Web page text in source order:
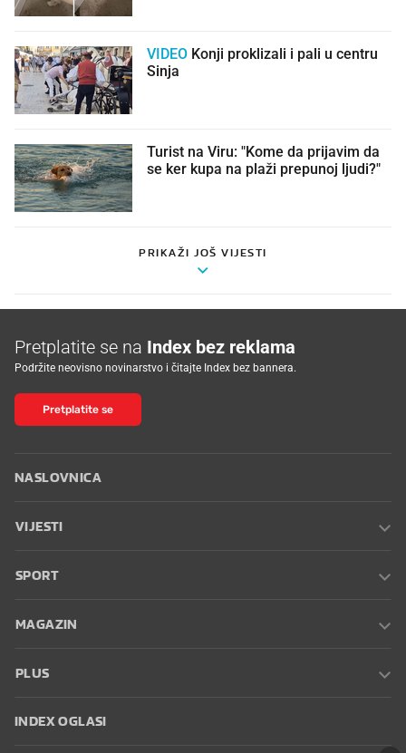
VIDEO
Sinja
Turist na Viru: "Kome da prijavim da
se ker kupa na plaži prepunoj ljudi?"
PRIKAŽI JOŠ VIJESTI
Pretplatite se na Index bez reklama
Podržite neovisno novinarstvo i čitajte Index bez bannera.
Pretplatite se
NASLOVNICA
VIJESTI
SPORT
MAGAZIN
PLUS
INDEX OGLASI